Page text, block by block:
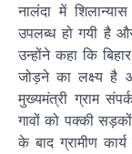
नालंदा में
उपलब्ध हो गयी है
उन्होंने कहा कि
जोड़ने का लक्ष्य है
मुख्यमंत्री ग्राम
गावों को पक्की
के बाद ग्रामीण